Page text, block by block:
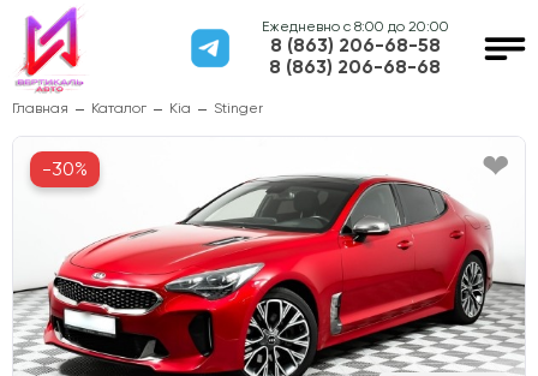
Ежедневно с 8:00 до 20:00
8 (863) 206-68-58
8 (863) 206-68-68
Главная Каталог Kia Stinger
-30%